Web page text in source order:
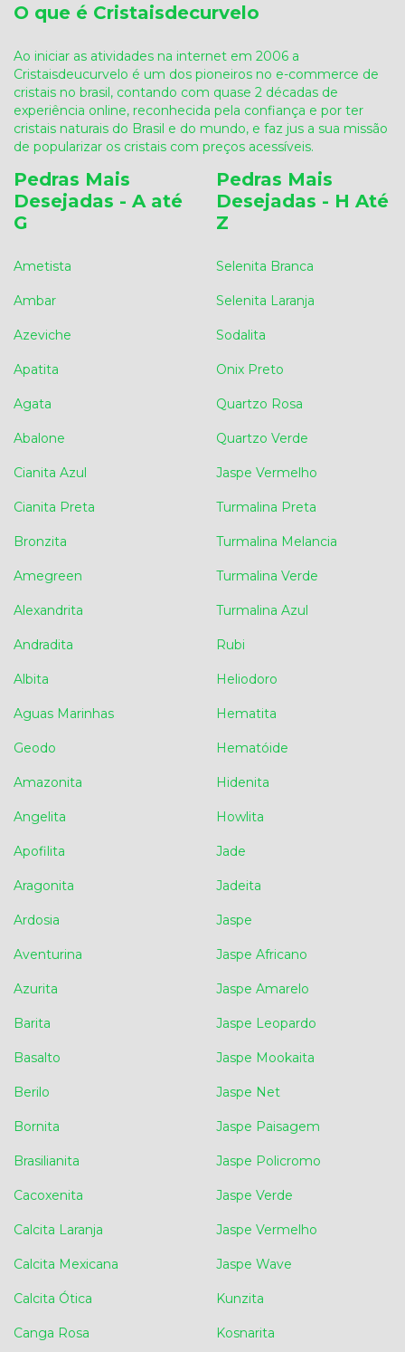
O que é Cristaisdecurvelo
Ao iniciar as atividades na internet em 2006 a
Cristaisdeucurvelo é um dos pioneiros no e-commerce de
cristais no brasil, contando com quase 2 décadas de
experiência online, reconhecida pela confiança e por ter
cristais naturais do Brasil e do mundo, e faz jus a sua missão
de popularizar os cristais com preços acessíveis.
Pedras Mais
Desejadas - A até
G
Ametista
Ambar
Azeviche
Apatita
Agata
Abalone
Cianita Azul
Cianita Preta
Bronzita
Amegreen
Alexandrita
Andradita
Albita
Aguas Marinhas
Geodo
Amazonita
Angelita
Apofilita
Aragonita
Ardosia
Aventurina
Azurita
Barita
Basalto
Berilo
Bornita
Brasilianita
Cacoxenita
Calcita Laranja
Calcita Mexicana
Calcita Ótica
Canga Rosa
Pedras Mais
Desejadas - H Até
Z
Selenita Branca
Selenita Laranja
Sodalita
Onix Preto
Quartzo Rosa
Quartzo Verde
Jaspe Vermelho
Turmalina Preta
Turmalina Melancia
Turmalina Verde
Turmalina Azul
Rubi
Heliodoro
Hematita
Hematóide
Hidenita
Howlita
Jade
Jadeita
Jaspe
Jaspe Africano
Jaspe Amarelo
Jaspe Leopardo
Jaspe Mookaita
Jaspe Net
Jaspe Paisagem
Jaspe Policromo
Jaspe Verde
Jaspe Vermelho
Jaspe Wave
Kunzita
Kosnarita